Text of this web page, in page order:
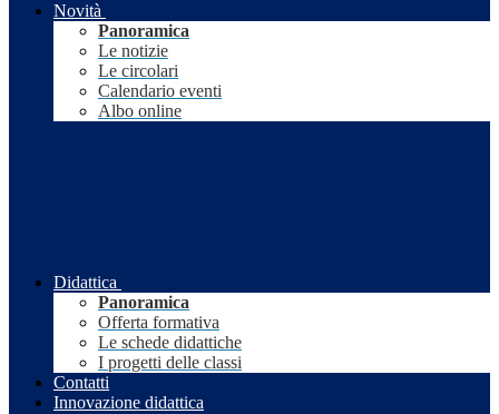
Novità
Panoramica
Le notizie
Le circolari
Calendario eventi
Albo online
Didattica
Panoramica
Offerta formativa
Le schede didattiche
I progetti delle classi
Contatti
Innovazione didattica